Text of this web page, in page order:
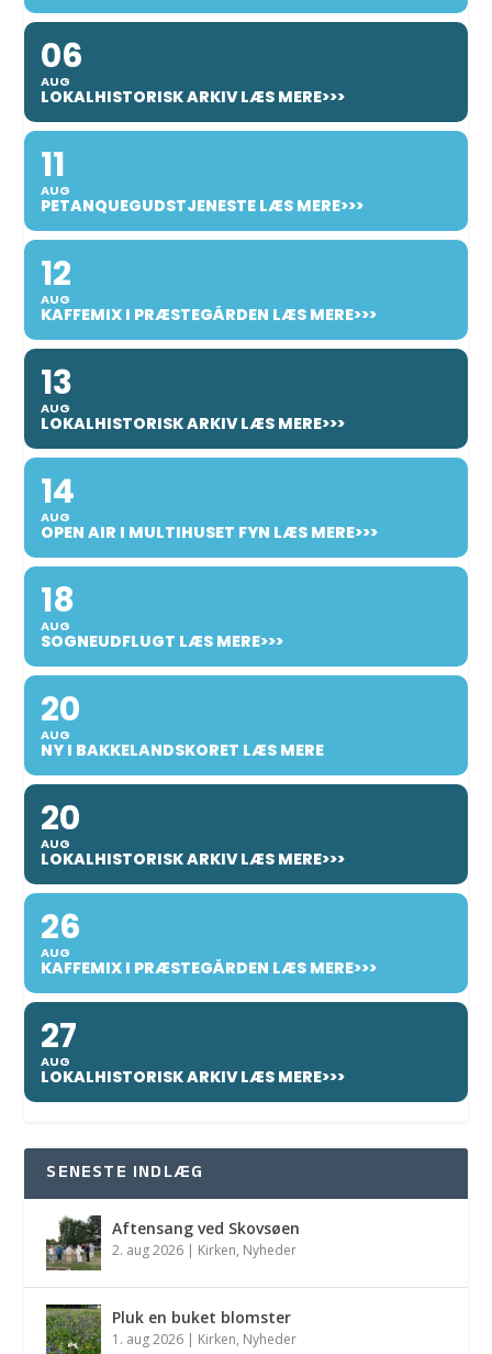
06
AUG
LOKALHISTORISK ARKIV LÆS MERE>>>
11
AUG
PETANQUEGUDSTJENESTE LÆS MERE>>>
12
AUG
KAFFEMIX I PRÆSTEGÅRDEN LÆS MERE>>>
13
AUG
LOKALHISTORISK ARKIV LÆS MERE>>>
14
AUG
OPEN AIR I MULTIHUSET FYN LÆS MERE>>>
18
AUG
SOGNEUDFLUGT LÆS MERE>>>
20
AUG
NY I BAKKELANDSKORET LÆS MERE
20
AUG
LOKALHISTORISK ARKIV LÆS MERE>>>
26
AUG
KAFFEMIX I PRÆSTEGÅRDEN LÆS MERE>>>
27
AUG
LOKALHISTORISK ARKIV LÆS MERE>>>
SENESTE INDLÆG
Aftensang ved Skovsøen
2. aug 2026 | Kirken, Nyheder
Pluk en buket blomster
1. aug 2026 | Kirken, Nyheder